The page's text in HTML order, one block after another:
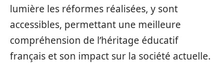
lumière les réformes réalisées, y sont
accessibles, permettant une meilleure
compréhension de l’héritage éducatif
français et son impact sur la société actuelle.